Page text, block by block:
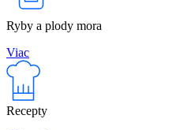
Ryby a plody mora
Viac
Recepty